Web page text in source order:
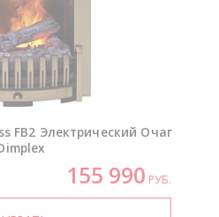
FB2 Электрический Очаг
155 990 РУБ.